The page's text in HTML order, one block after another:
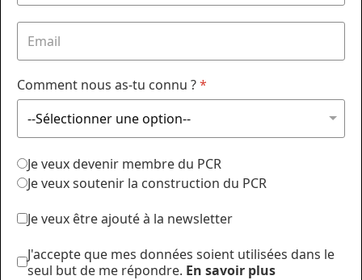
Comment nous as-tu connu ?*
Je veux devenir membre du PCR
Je veux soutenir la construction du PCR
Je veux être ajouté à la newsletter
J'accepte que mes données soient utilisées dans le
seul but de me répondre. En savoir plus